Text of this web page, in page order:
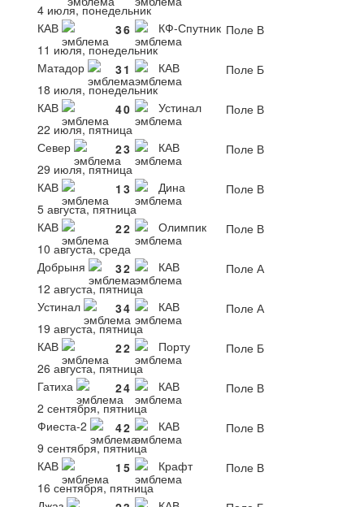
4 июля, понедельник
КАВ
36 КФ-Спутник Поле В
11 июля, понедельник
Матадор
31 КАВ
Поле Б
18 июля, понедельник
КАВ
40 Устинал
Поле В
22 июля, пятница
Север
23 КАВ
Поле В
29 июля, пятница
КАВ
1 3 Дина
Поле В
5 августа, пятница
КАВ
22 Олимпик
Поле В
10 августа, среда
Добрыня
32 КАВ
Поле А
12 августа, пятница
Устинал
34 КАВ
Поле А
19 августа, пятница
КАВ
22 Порту
Поле Б
26 августа, пятница
Гатиха
24 КАВ
Поле В
2 сентября, пятница
Фиеста-2
42 КАВ
Поле В
9 сентября, пятница
КАВ
1 5 Крафт
Поле В
16 сентября, пятница